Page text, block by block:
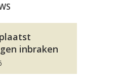
inbraken